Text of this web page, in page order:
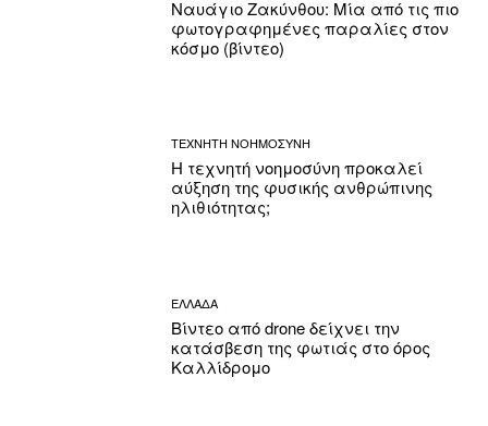
Ναυάγιο Ζακύνθου: Μία από τις πιο
φωτογραφημένες παραλίες στον
κόσμο (βίντεο)
ΤΕΧΝΗΤΗ ΝΟΗΜΟΣΥΝΗ
Η τεχνητή νοημοσύνη προκαλεί
αύξηση της φυσικής ανθρώπινης
ηλιθιότητας;
ΕΛΛΑΔΑ
Βίντεο από drone δείχνει την
κατάσβεση της φωτιάς στο όρος
Καλλίδρομο